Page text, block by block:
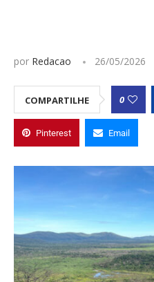
por Redacao 26/05/2026
COMPARTILHE 0
Pinterest Email